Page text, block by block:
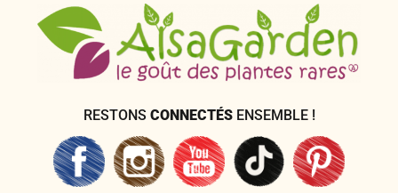
RESTONS CONNECTÉS ENSEMBLE !